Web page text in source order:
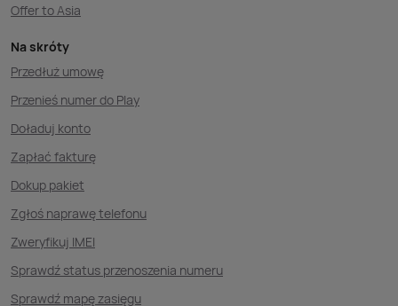
Offer to Asia
Na skróty
Przedłuż umowę
Przenieś numer do Play
Doładuj konto
Zapłać fakturę
Dokup pakiet
Zgłoś naprawę telefonu
Zweryfikuj IMEI
Sprawdź status przenoszenia numeru
Sprawdź mapę zasięgu